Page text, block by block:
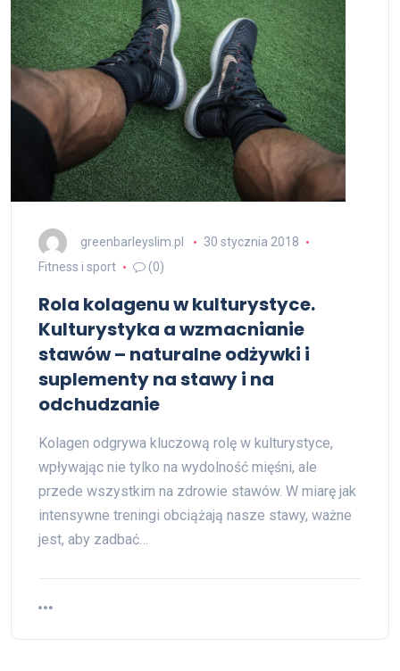
greenbarleyslim.pl
30 stycznia 2018
Fitness i sport
(0)
Rola kolagenu w kulturystyce.
Kulturystyka a wzmacnianie
stawów – naturalne odżywki i
suplementy na stawy i na
odchudzanie
Kolagen odgrywa kluczową rolę w kulturystyce,
wpływając nie tylko na wydolność mięśni, ale
przede wszystkim na zdrowie stawów. W miarę jak
intensywne treningi obciążają nasze stawy, ważne
jest, aby zadbać…